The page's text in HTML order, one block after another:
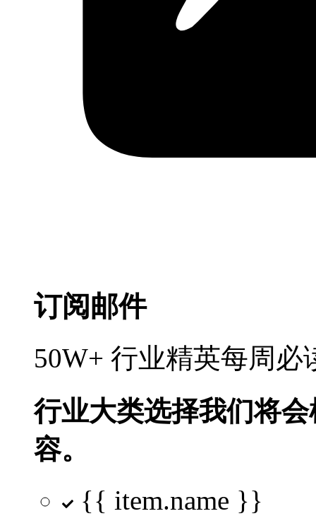
订阅邮件
50W+ 行业精英每周
行业大类选择我们将
容。
{{ item.name }}